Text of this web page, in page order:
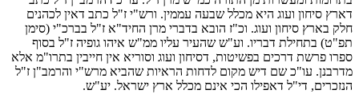
דארץ סיחון ועוג היא מכלל שבעה עממין. ורש"י ז"ל כתב דאין לכהנים
חלק בארץ סיחון ועוג. וכ"ז הובא בדברי מרן החיד"א ז"ל בברכ"י (סימן
תפ"ט) בתחילת דבריו. וע"ש שהעיר עליו ממ"ש איהו גופיה ז"ל בסוף
ספרו פרשת דרכים בפשיטות, דסיחון ועוג וסוריא אין חייבין בתרו"מ אלא
מדרבנן. עו"כ שם דיש מקום לדחות הראיות שהביא מרש"י והרמב"ן ז"ל
הנזכרים, די"ל דאפילו הכי אינם מכלל ארץ ישראל. יע"ש.